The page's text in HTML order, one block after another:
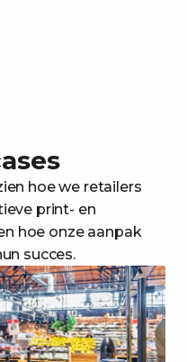
hoe we retailers
print- en
hoe onze aanpak
succes.